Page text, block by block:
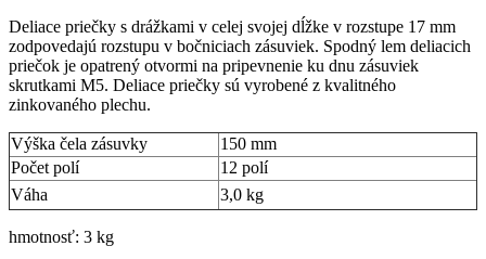
Deliace priečky s drážkami v celej svojej dĺžke v rozstupe 17 mm
zodpovedajú rozstupu v bočniciach zásuviek. Spodný lem deliacich
priečok je opatrený otvormi na pripevnenie ku dnu zásuviek
skrutkami M5. Deliace priečky sú vyrobené z kvalitného
zinkovaného plechu.
Výška čela zásuvky
150 mm
Počet polí
12 polí
Váha
3,0 kg
hmotnosť: 3 kg